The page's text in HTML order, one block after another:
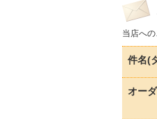
当店へ
件名(
オー